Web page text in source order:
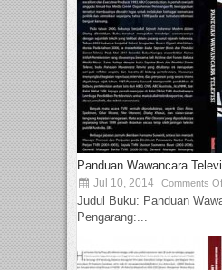
Panduan Wawancara
Jul 10, 2014 Comments
Judul Buku: Panduan
Pengarang:...